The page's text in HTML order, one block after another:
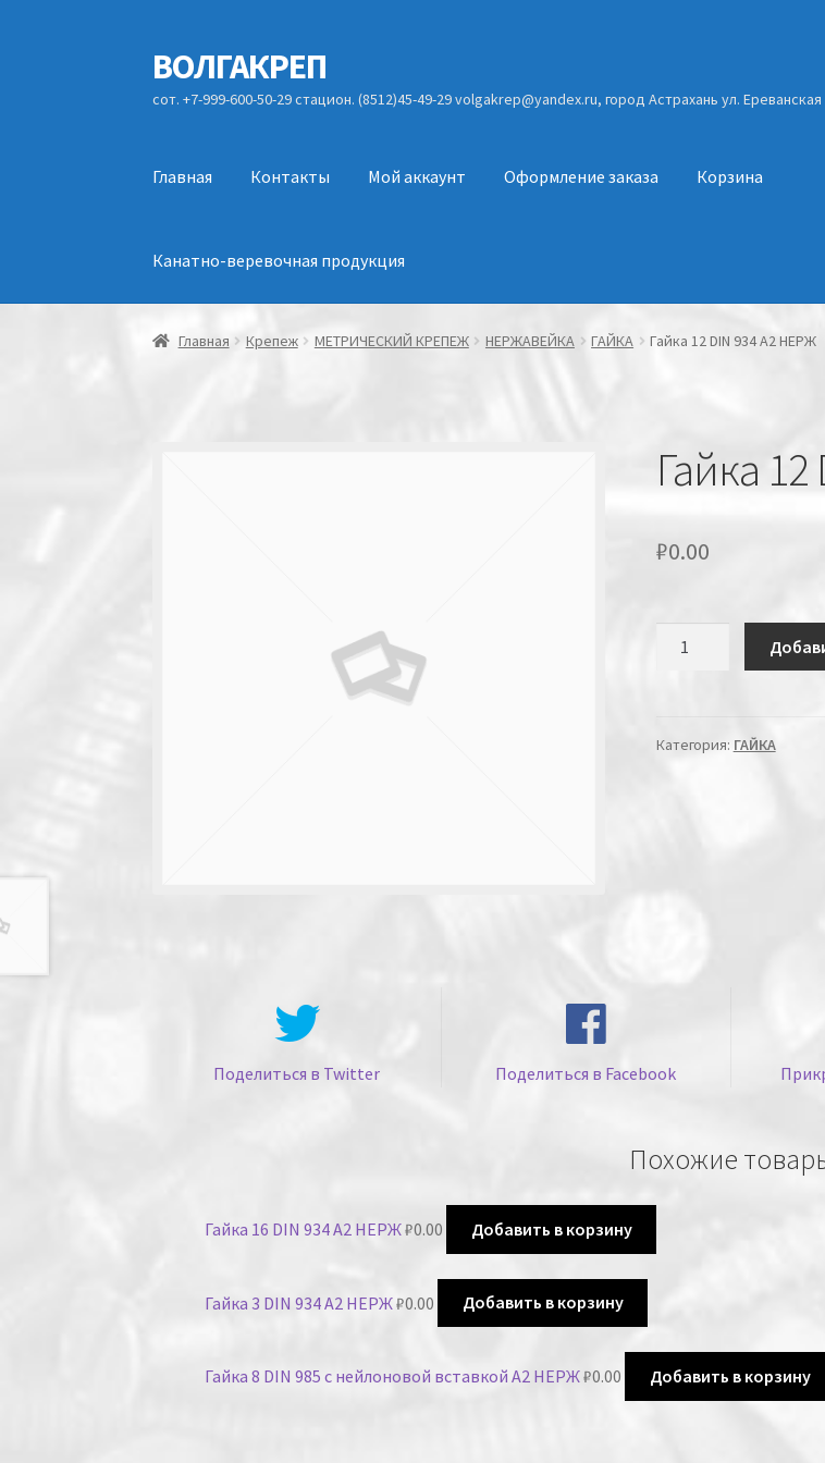
Перейти
к
навигации
Перейти
к
содержимому
ВОЛГАКРЕП
сот. +7-999-600-50-29 стацион. (8512)45-49-29 volgakrep@yandex.ru, город Астрахань ул. Ереванская
Главная Контакты Мой аккаунт Оформление заказа Корзина
Канатно-веревочная продукция
Главная Крепеж МЕТРИЧЕСКИЙ КРЕПЕЖ НЕРЖАВЕЙКА ГАЙКА Гайка 12 DIN 934 А2 НЕРЖ
Гайка
₽0.00
Категория: ГАЙКА
Поделиться в Twitter Поделиться в Facebook
Похожие
Гайка 16 DIN 934 А2 НЕРЖ₽0.00 Добавить в корзину
Гайка 3 DIN 934 А2 НЕРЖ₽0.00 Добавить в корзину
Гайка 8 DIN 985 с нейлоновой вставкой A2 НЕРЖ₽0.00 Добавить в корзину